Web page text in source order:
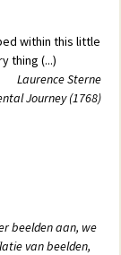
within this little
thing (...)
Laurence Sterne
Journey (1768)
beelden aan, we
van beelden,